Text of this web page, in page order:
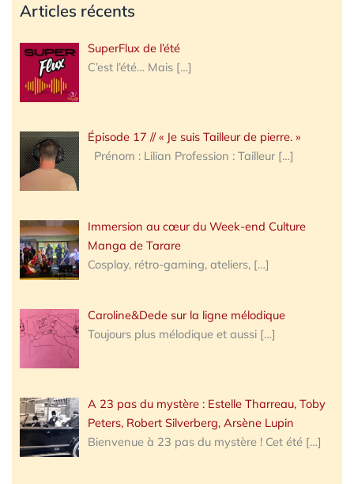
Articles récents
SuperFlux de l’été
C’est l’été… Mais […]
Épisode 17 // « Je suis Tailleur de pierre. »
Prénom : Lilian Profession : Tailleur […]
Immersion au cœur du Week-end Culture
Manga de Tarare
Cosplay, rétro-gaming, ateliers, […]
Caroline&Dede sur la ligne mélodique
Toujours plus mélodique et aussi […]
A 23 pas du mystère : Estelle Tharreau, Toby
Peters, Robert Silverberg, Arsène Lupin
Bienvenue à 23 pas du mystère ! Cet été […]